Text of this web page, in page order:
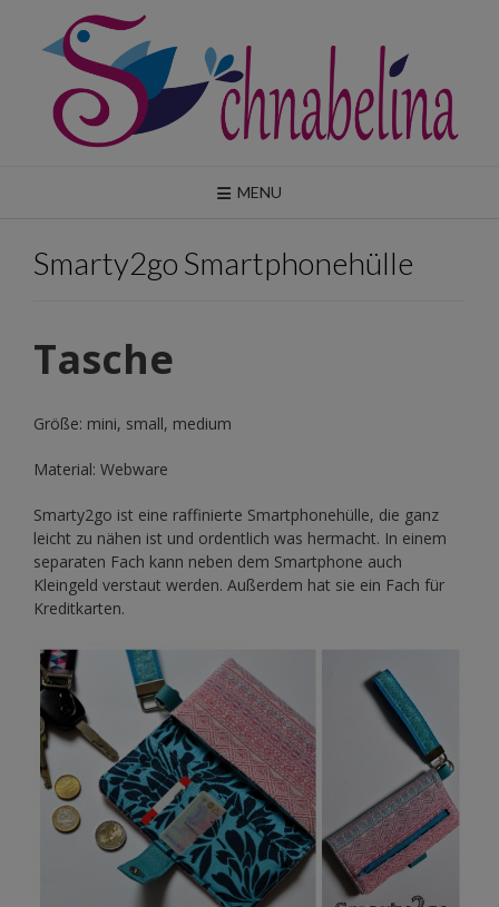
content
MENU
Smarty2go Smartphonehülle
Tasche
Größe: mini, small, medium
Material: Webware
Smarty2go ist eine raffinierte Smartphonehülle, die ganz
leicht zu nähen ist und ordentlich was hermacht. In einem
separaten Fach kann neben dem Smartphone auch
Kleingeld verstaut werden. Außerdem hat sie ein Fach für
Kreditkarten.